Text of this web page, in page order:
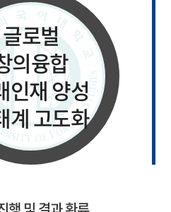
글로벌
의융합
인재 양성
계 고도화